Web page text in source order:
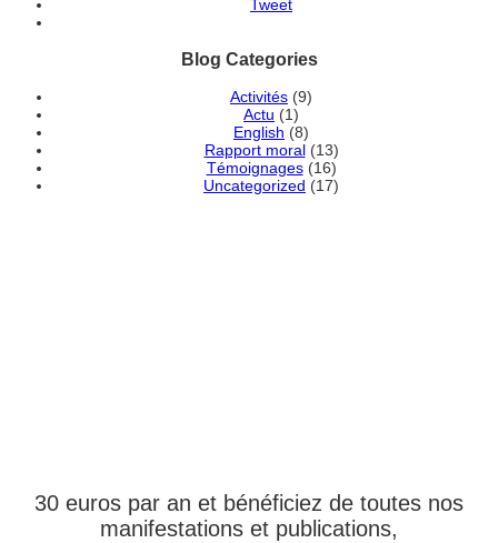
Tweet
Blog Categories
Activités (9)
Actu (1)
English (8)
Rapport moral(13)
Témoignages(16)
Uncategorized (17)
30 euros par an et bénéficiez de toutes nos
manifestations et publications,